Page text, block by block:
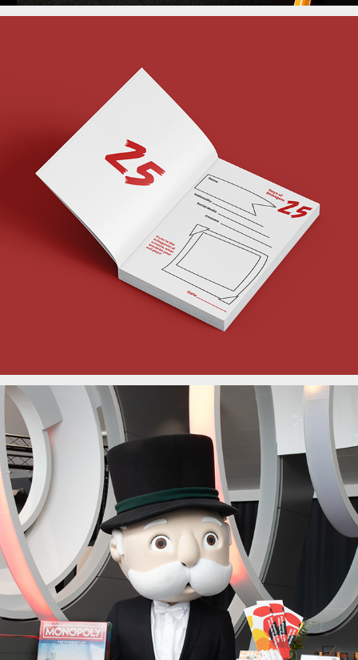
99 Strangers Challenge
Monopoly Dortmund